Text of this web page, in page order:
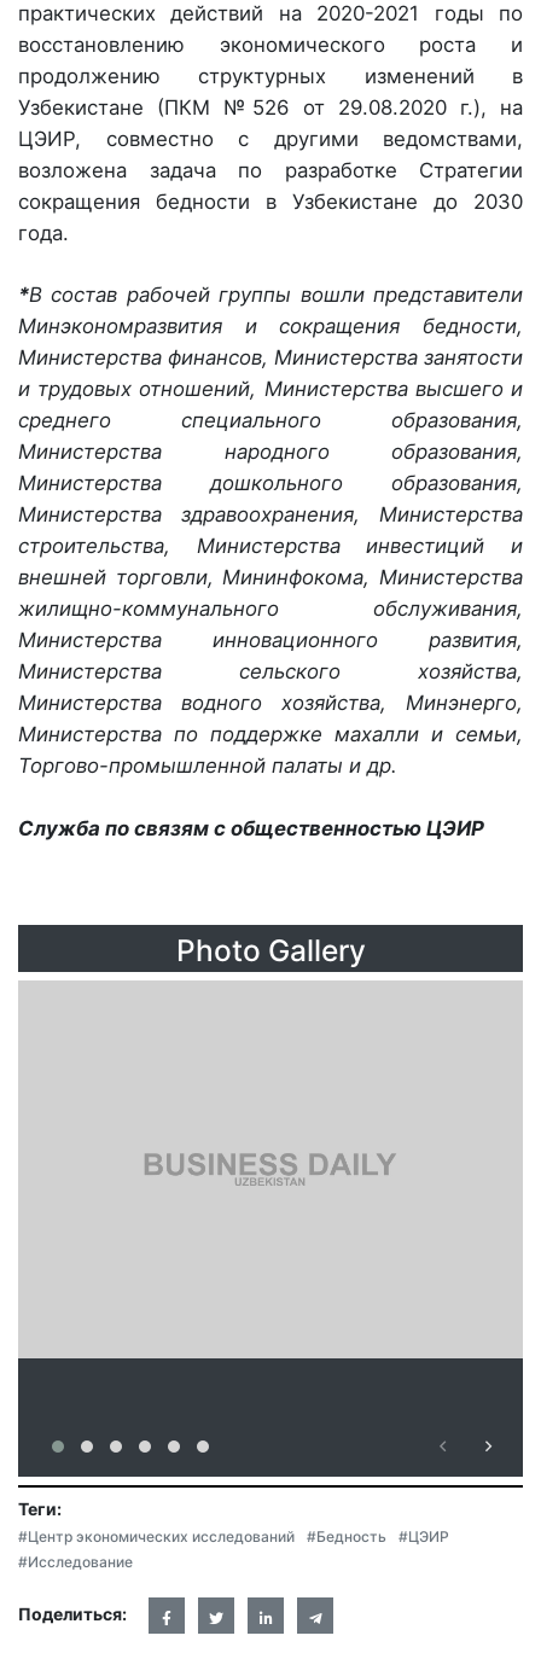
практических действий на 2020-2021 годы по
восстановлению экономического роста и
продолжению структурных изменений в
Узбекистане (ПКМ №526 от 29.08.2020 г.), на
ЦЭИР, совместно с другими ведомствами,
возложена задача по разработке Стратегии
сокращения бедности в Узбекистане до 2030
года.
*В состав рабочей группы вошли представители
Минэкономразвития и сокращения бедности,
Министерства финансов, Министерства занятости
и трудовых отношений, Министерства высшего и
среднего специального образования,
Министерства народного образования,
Министерства дошкольного образования,
Министерства здравоохранения, Министерства
строительства, Министерства инвестиций и
внешней торговли, Мининфокома, Министерства
жилищно-коммунального обслуживания,
Министерства инновационного развития,
Министерства сельского хозяйства,
Министерства водного хозяйства, Минэнерго,
Министерства по поддержке махалли и семьи,
Торгово-промышленной палаты и др.
Служба по связям с общественностью ЦЭИР
Photo Gallery
Теги:
#Центр экономических исследований #Бедность
#ЦЭИР
#Исследование
Поделиться: